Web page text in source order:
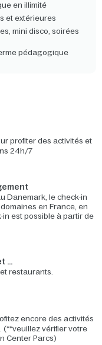
en illimité
et extérieures
mini disco, soirées
pédagogique
profiter des activités et
24h/7​
Danemark, le check-in
en France, en
in est possible à partir de
…
restaurants.
encore des activités
(**veuillez vérifier votre
Center Parcs)